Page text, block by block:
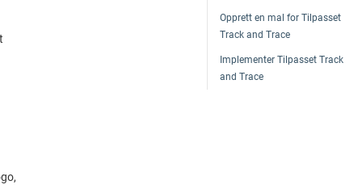
Opprett en mal for Tilpasset
Track and Trace
Implementer Tilpasset Track
and Trace